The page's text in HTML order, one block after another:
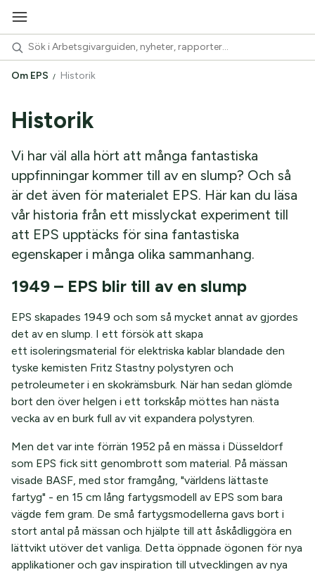
Om EPS Historik
Historik
Vi har väl alla hört att många fantastiska
uppfinningar kommer till av en slump? Och så
är det även för materialet EPS. Här kan du läsa
vår historia från ett misslyckat experiment till
att EPS upptäcks för sina fantastiska
egenskaper i många olika sammanhang.
1949 – EPS blir till av en slump
EPS skapades 1949 och som så mycket annat av gjordes
det av en slump. I ett försök att skapa
ett isoleringsmaterial för elektriska kablar blandade den
tyske kemisten Fritz Stastny polystyren och
petroleumeter i en skokrämsburk. När han sedan glömde
bort den över helgen i ett torkskåp möttes han nästa
vecka av en burk full av vit expandera polystyren.
Men det var inte förrän 1952 på en mässa i Düsseldorf
som EPS fick sitt genombrott som material. På mässan
visade BASF, med stor framgång, "världens lättaste
fartyg" - en 15 cm lång fartygsmodell av EPS som bara
vägde fem gram. De små fartygsmodellerna gavs bort i
stort antal på mässan och hjälpte till att åskådliggöra en
lättvikt utöver det vanliga. Detta öppnade ögonen för nya
applikationer och gav inspiration till utvecklingen av nya